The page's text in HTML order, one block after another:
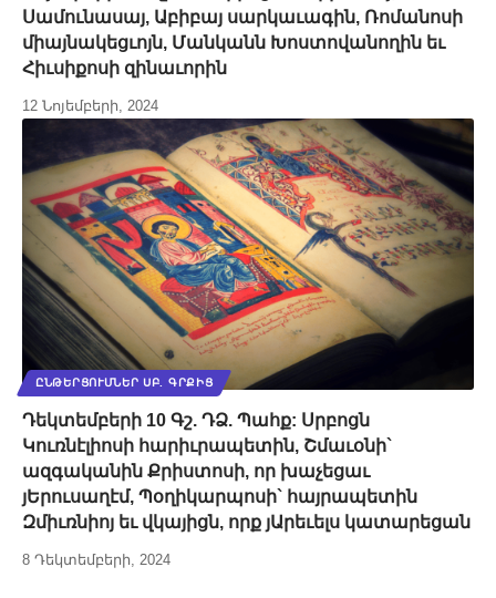
Սամունասայ, Աբիբայ սարկաւագին, Ռոմանոսի
միայնակեցւոյն, Մանկանն Խոստովանողին եւ
Հիւսիքոսի զինաւորին
12 Նոյեմբերի, 2024
ԸՆԹԵՐՑՈՒՄՆԵՐ ՍԲ. ԳՐՔԻՑ
Դեկտեմբերի 10 Գշ. ԴՁ. Պահք: Սրբոցն
Կուռնէլիոսի հարիւրապետին, Շմաւօնի`
ազգականին Քրիստոսի, որ խաչեցաւ
յԵրուսաղէմ, Պօղիկարպոսի` հայրապետին
Զմիւռնիոյ եւ վկայիցն, որք յԱրեւելս կատարեցան
8 Դեկտեմբերի, 2024